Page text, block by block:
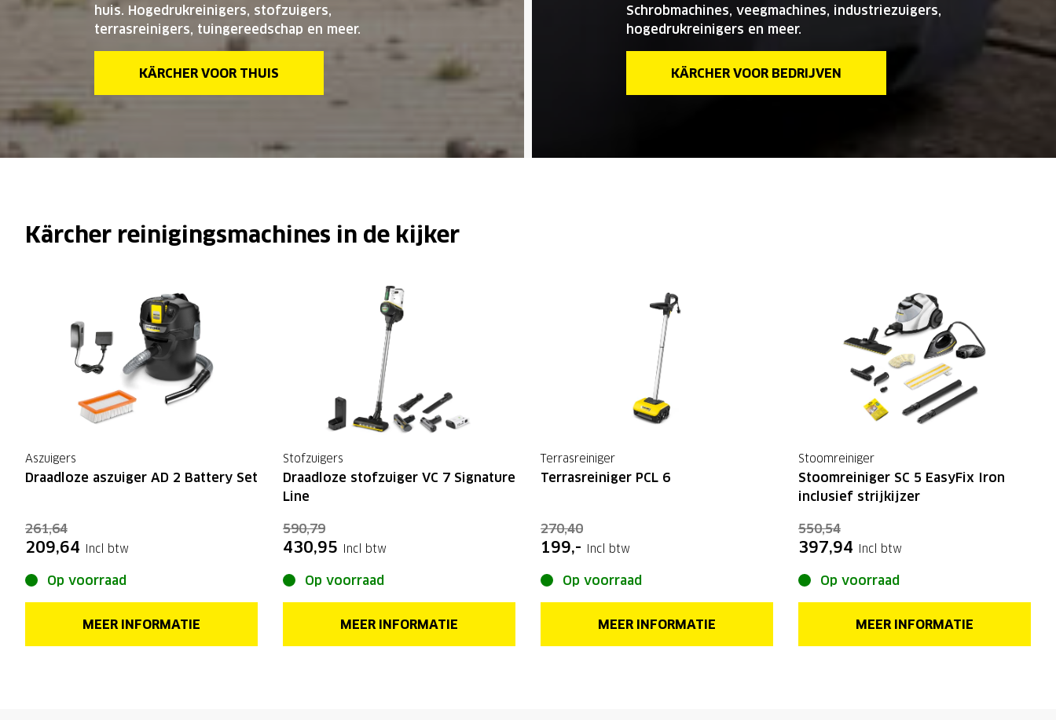
huis. Hogedrukreinigers, stofzuigers,
terrasreinigers, tuingereedschap en meer.
KÄRCHER VOOR THUIS
Schrobmachines, veegmachines, industriezuigers,
hogedrukreinigers en meer.
KÄRCHER VOOR BEDRIJVEN
Kärcher reinigingsmachines in de kijker
Aszuigers
Draadloze aszuiger AD 2 Battery Set
261,64
209,64 Incl btw
Op voorraad
MEER INFORMATIE
Stofzuigers
Draadloze stofzuiger VC 7 Signature
Line
590,79
430,95 Incl btw
Op voorraad
MEER INFORMATIE
Terrasreiniger
Terrasreiniger PCL 6
270,40
199,- Incl btw
Op voorraad
MEER INFORMATIE
Stoomreiniger
Stoomreiniger SC 5 EasyFix Iron
inclusief strijkijzer
550,54
397,94 Incl btw
Op voorraad
MEER INFORMATIE